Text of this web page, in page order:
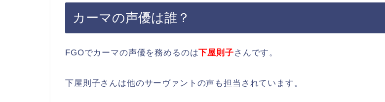
カーマの声優は誰？
FGOでカーマの声優を務めるのは下屋則子さんです。
下屋則子さんは他のサーヴァントの声も担当されています。